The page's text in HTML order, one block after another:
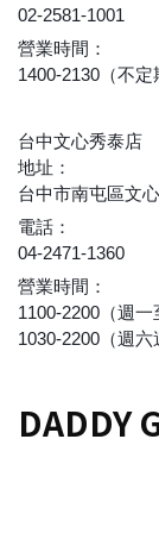
02-2581-1001
營業時間：
1400-2130（不定
台中文心秀泰店
地址：
台中市南屯區文
電話：
04-2471-1360
營業時間：
1100-2200（週一
1030-2200（週六
DADDY